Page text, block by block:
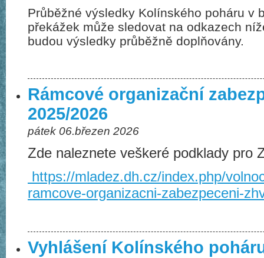
Průběžné výsledky Kolínského poháru v
překážek může sledovat na odkazech
budou výsledky průběžně doplňovány.
Rámcové organizační
2025/2026
pátek 06.březen 2026
Zde naleznete veškeré podklady pro
https://mladez.dh.cz/index.php/
ramcove-organizacni-zabezpeceni-
Vyhlášení Kolínského